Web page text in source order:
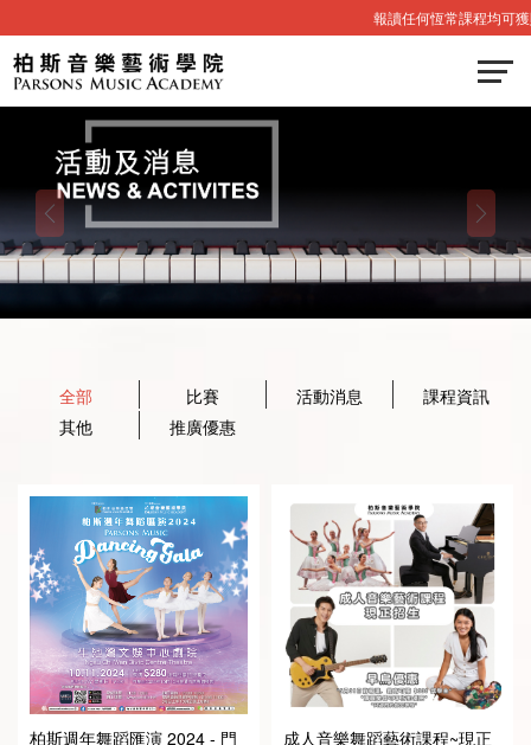
報讀任何恆常課程均可
全部 比賽 活動消息
課程資訊
其他
推廣優惠
柏斯週年舞蹈匯演 2024 - 門
成人音樂舞蹈藝術課程~現正